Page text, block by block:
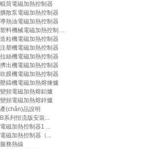
輥筒電磁加熱控制器
擴散泵電磁加熱控制器
導熱油電磁加熱控制器
塑料機械電磁加熱控制…
造粒機電磁加熱控制器
注塑機電磁加熱控制器
拉絲機電磁加熱控制器
擠出機電磁加熱控制器
吹膜機電磁加熱控制器
壓鑄機電磁加熱熔煉爐
變頻電磁加熱熔鋁爐
變頻電磁加熱熔鋅爐
產(chǎn)品說明
B系列恒流版安裝...
電磁加熱控制器1 ...
電磁加熱控制器（...
服務熱線